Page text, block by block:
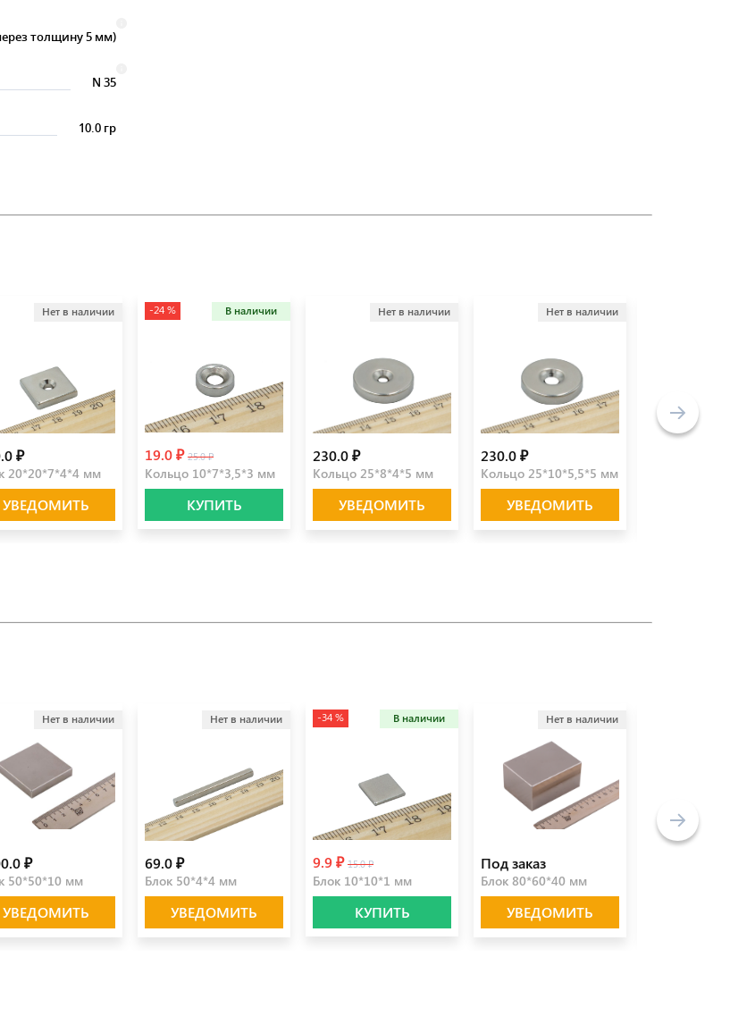
толщину 5 мм)
N 35
10.0 гр
Нет в наличии
₽
20*20*7*4*4 мм
УВЕДОМИТЬ
-24 % В наличии
19.0 ₽ 25.0 ₽
Кольцо 10*7*3,5*3 мм
КУПИТЬ
Нет в наличии
230.0 ₽
Кольцо 25*8*4*5 мм
УВЕДОМИТЬ
Нет в наличии
230.0 ₽
Кольцо 25*10*5,5*5 мм
УВЕДОМИТЬ
Нет в наличии
₽
50*50*10 мм
УВЕДОМИТЬ
Нет в наличии
69.0 ₽
Блок 50*4*4 мм
УВЕДОМИТЬ
-34 % В наличии
9.9 ₽ 15.0 ₽
Блок 10*10*1 мм
КУПИТЬ
Нет в наличии
Под заказ
Блок 80*60*40 мм
УВЕДОМИТЬ